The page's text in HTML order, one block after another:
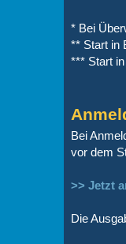
* Bei
** Start in
*** Start
Bei
vor dem
>> Jetzt
Die